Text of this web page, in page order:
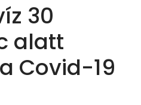
30
alatt
Covid-19